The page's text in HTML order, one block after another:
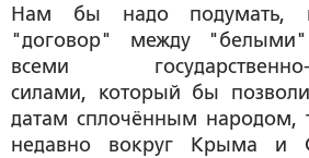
Нам бы надо подумать,
"договор" между
всеми государственно-
силами, который бы
датам сплочённым народом,
недавно вокруг Крыма и